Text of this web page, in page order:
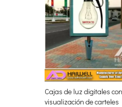
Cajas de luz digitales con
visualización de carteles